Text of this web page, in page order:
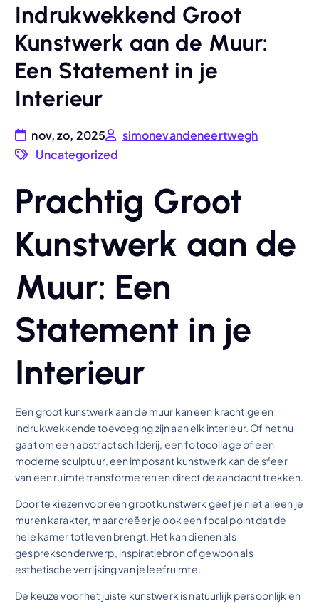
Indrukwekkend Groot
Kunstwerk aan de Muur:
Een Statement in je
Interieur
nov, zo, 2025
simonevandeneertwegh
Uncategorized
Prachtig Groot
Kunstwerk aan de
Muur: Een
Statement in je
Interieur
Een groot kunstwerk aan de muur kan een krachtige en
indrukwekkende toevoeging zijn aan elk interieur. Of het nu
gaat om een abstract schilderij, een fotocollage of een
moderne sculptuur, een imposant kunstwerk kan de sfeer
van een ruimte transformeren en direct de aandacht trekken.
Door te kiezen voor een groot kunstwerk geef je niet alleen je
muren karakter, maar creëer je ook een focal point dat de
hele kamer tot leven brengt. Het kan dienen als
gespreksonderwerp, inspiratiebron of gewoon als
esthetische verrijking van je leefruimte.
De keuze voor het juiste kunstwerk is natuurlijk persoonlijk en